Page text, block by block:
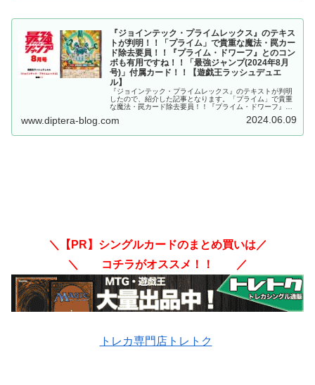
『ジョインテック・プライムレックス』のテキス
トが判明！！「プライム」で貴重な魔法・罠カー
ド除去要員！！『プライム・ドワーフ』とのコン
ボも有用ですね！！「最強ジャンプ(2024年8月
号)」付属カード！！【遊戯王ラッシュデュエ
ル】
『ジョインテック・プライムレックス』のテキストが判明
したので、紹介した記事となります。「プライム」で貴重
な魔法・罠カード除去要員！！『プライム・ドワーフ』と
号)」付属カード！！【遊戯王ラッシュデュエル】
www.diptera-blog.com 2024.06.09
＼【PR】シングルカードのまとめ買いは／
＼ コチラがオススメ！！ ／
トレカ専門店トレトク